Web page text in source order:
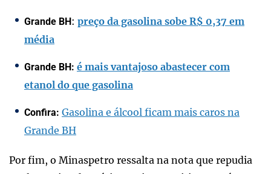
Grande BH : preço da gasolina sobe R$ 0,37 em
média
Grande BH: é mais vantajoso abastecer com
etanol do que gasolina
Confira: Gasolina e álcool ficam mais caros na
Grande BH
Por fim, o Minaspetro ressalta na nota que repudia